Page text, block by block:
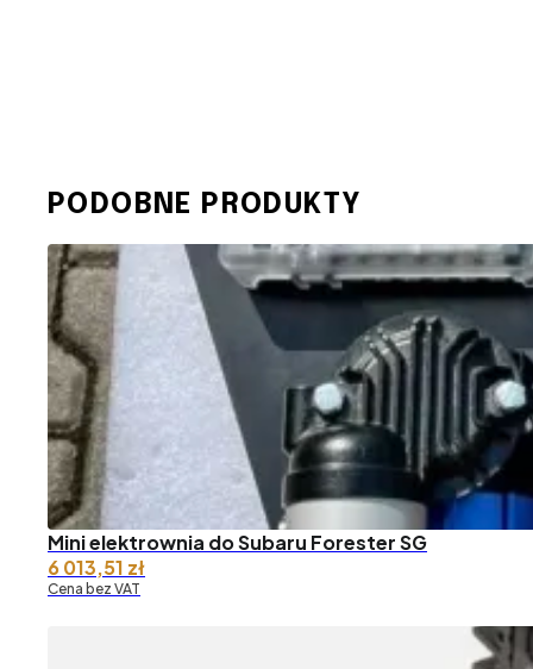
PODOBNE PRODUKTY
Mini elektrownia do Subaru Forester SG
6 013,51 zł
Cena bez VAT